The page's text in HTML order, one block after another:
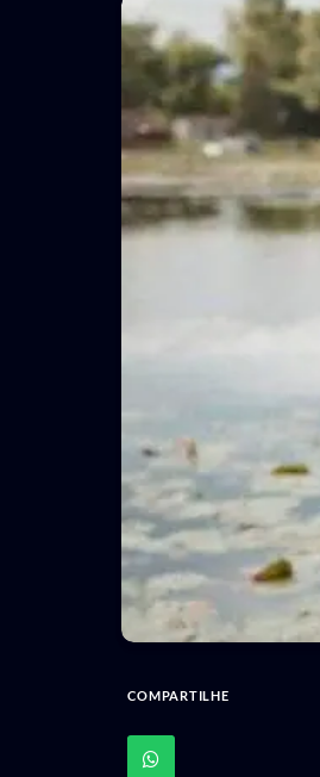
COMPARTILHE